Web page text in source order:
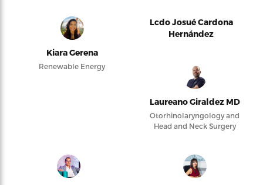
Kiara Gerena
Renewable Energy
Lcdo Josué Cardona
Hernández
Laureano Giraldez MD
Otorhinolaryngology and
Head and Neck Surgery